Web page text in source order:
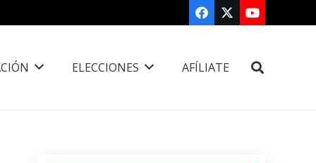
ELECCIONES AFÍLIATE